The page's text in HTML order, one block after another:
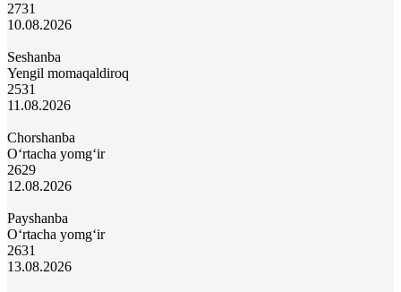
2731
10.08.2026
Seshanba
Yengil momaqaldiroq
2531
11.08.2026
Chorshanba
O‘rtacha yomg‘ir
2629
12.08.2026
Payshanba
O‘rtacha yomg‘ir
2631
13.08.2026